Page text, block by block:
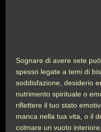
Sognare di avere sete
spesso legate a temi di
soddisfazione, desiderio
nutrimento spirituale o
riflettere il tuo stato
manca nella tua vita, o il
colmare un vuoto interiore.